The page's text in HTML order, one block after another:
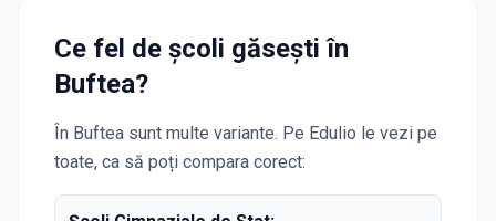
Ce fel de școli găsești în
Buftea?
În Buftea sunt multe variante. Pe Edulio le vezi pe
toate, ca să poți compara corect: